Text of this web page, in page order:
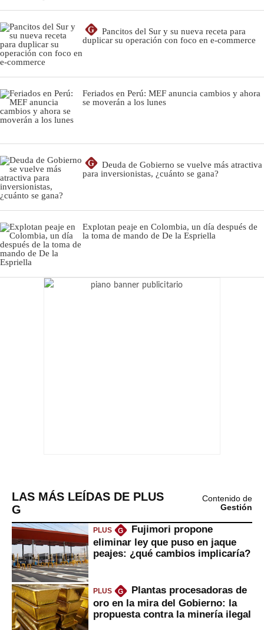
G
Pancitos del Sur y su nueva receta para
duplicar su operación con foco en e-commerce
Feriados en Perú: MEF anuncia cambios y ahora
se moverán a los lunes
G
Deuda de Gobierno se vuelve más atractiva
para inversionistas, ¿cuánto se gana?
Explotan peaje en Colombia, un día después de
la toma de mando de De la Espriella
LAS MÁS LEÍDAS DE PLUS
G
Contenido de
Gestión
PLUS G
Fujimori propone
eliminar ley que puso en jaque
peajes: ¿qué cambios implicaría?
PLUS G
Plantas procesadoras de
oro en la mira del Gobierno: la
propuesta contra la minería ilegal